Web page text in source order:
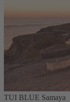
TUI BLUE Samaya